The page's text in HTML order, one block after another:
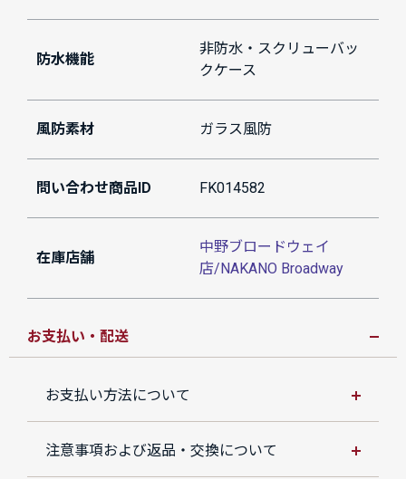
防水機能
非防水・スクリューバッ
クケース
風防素材 ガラス風防
問い合わせ商品ID FK014582
在庫店舗
中野ブロードウェイ
店/NAKANO Broadway
お支払い・配送
お支払い方法について
注意事項および返品・交換について